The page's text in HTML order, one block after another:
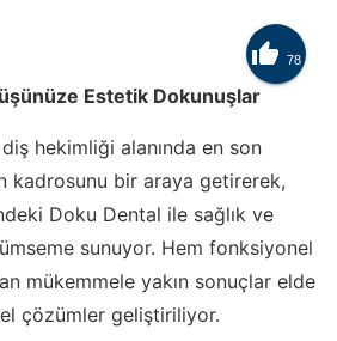
 78
Estetik Dokunuşlar
hekimliği alanında en son
kadrosunu bir araya getirerek,
Doku Dental ile sağlık ve
sunuyor. Hem fonksiyonel
mükemmele yakın sonuçlar elde
çözümler geliştiriliyor.